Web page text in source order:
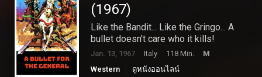
(1967)
Like the Bandit... Like the Gringo... A
bullet doesn't care who it kills!
Jan. 13, 1967 Italy 118 Min.
M
Western
ดูหนังออนไลน์